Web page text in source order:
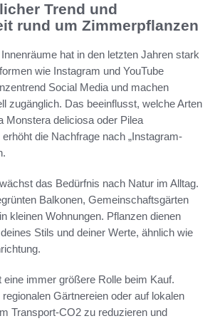
Trend und
rund um Zimmerpflanzen
hat in den letzten Jahren stark
wie Instagram und YouTube
Social Media und machen
zugänglich. Das beeinflusst, welche Arten
Monstera deliciosa oder Pilea
die Nachfrage nach „Instagram-
das Bedürfnis nach Natur im Alltag.
Balkonen, Gemeinschaftsgärten
kleinen Wohnungen. Pflanzen dienen
Stils und deiner Werte, ähnlich wie
eine immer größere Rolle beim Kauf.
Gärtnereien oder auf lokalen
Transport-CO2 zu reduzieren und